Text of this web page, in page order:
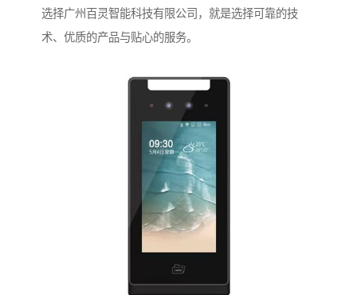
选择广州百灵智能科技有限公司，就是选择可靠的技
术、优质的产品与贴心的服务。